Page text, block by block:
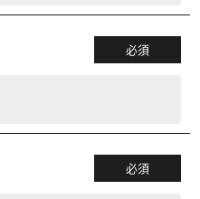
必須
必須